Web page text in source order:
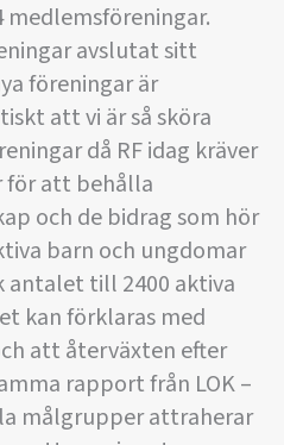
medlemsföreningar.
avslutat sitt
föreningar är
att vi är så sköra
då RF idag kräver
för att behålla
och de bidrag som hör
barn och ungdomar
antalet till 2400 aktiva
kan förklaras med
att återväxten efter
rapport från LOK –
målgrupper attraherar